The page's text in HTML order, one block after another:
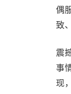
偶
致
震
事
现